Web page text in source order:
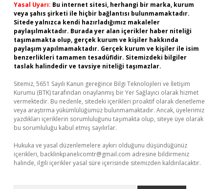
Yasal Uyarı: Bu internet sitesi, herhangi bir marka, kurum
veya şahıs şirketi ile hiçbir bağlantısı bulunmamaktadır.
Sitede yalnızca kendi hazırladığımız makaleler
paylaşılmaktadır. Burada yer alan içerikler haber niteliği
taşımamakta olup, gerçek kurum ve kişiler hakkında
paylaşım yapılmamaktadır. Gerçek kurum ve kişiler ile isim
benzerlikleri tamamen tesadüfidir. Sitemizdeki bilgiler
taslak halindedir ve tavsiye niteliği taşımazlar.
Sitemiz, 5651 Sayılı Kanun gereğince Bilgi Teknolojileri ve İletişim
Kurumu (BTK) tarafından onaylanmış bir Yer Sağlayıcı olarak hizmet
vermektedir. Bu nedenle, sitedeki içerikleri proaktif olarak denetleme
veya araştırma yükümlülüğümüz bulunmamaktadır. Ancak, üyelerimiz
yazdıkları içeriklerin sorumluluğunu taşımakta olup, siteye üye olarak
bu sorumluluğu kabul etmiş sayılırlar.
Hukuka ve yasal düzenlemelere aykırı olduğunu düşündüğünüz
içerikleri, backlinkpanelicomtr@gmail.com adresine bildirmeniz
halinde, ilgili içerikler yasal süre içerisinde sitemizden kaldırılacaktır.